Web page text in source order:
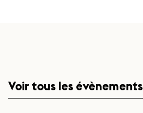
Voir tous les évènements